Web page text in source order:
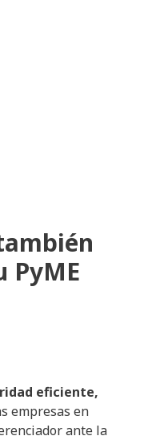
PyME
eficiente,
empresas en
ante la